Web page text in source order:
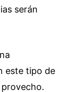
serán
este tipo de